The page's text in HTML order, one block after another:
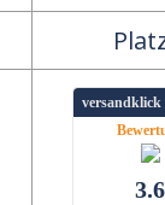
versandklick
3.6